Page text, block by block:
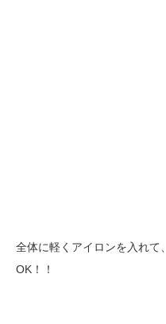
全体に軽くアイロンを入れて
OK！！